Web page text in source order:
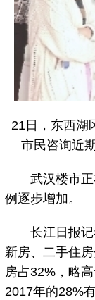
21日，东西湖
市民咨询近
武汉楼市正
例逐步增加。
长江日报记
新房、二手住
房占32%，略
2017年的28%